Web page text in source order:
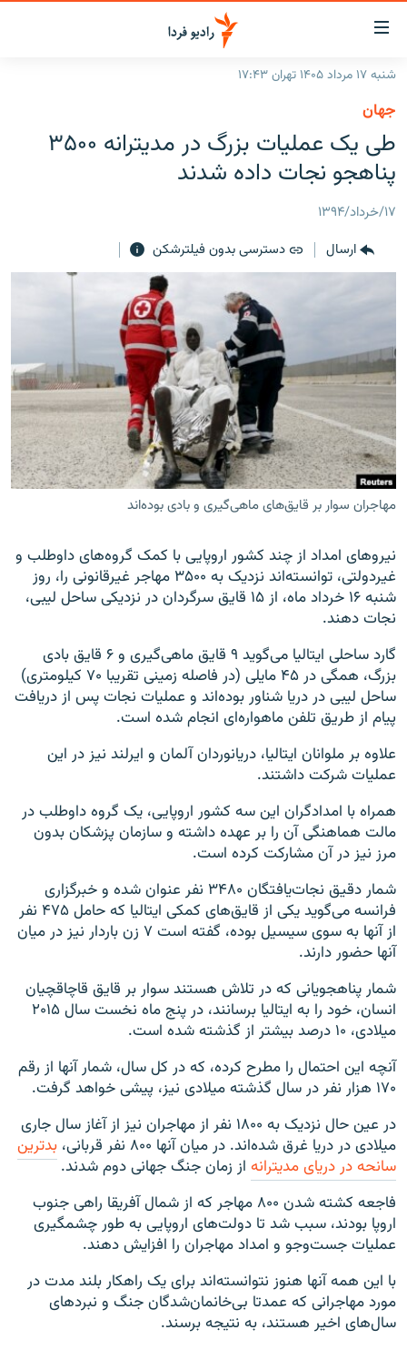
لینک‌های
قابلیت
دسترسی
بازگشت
منوی
اصلی
رفتن
صفحه
جستجو
ایران
جهان
رادیو
برنامه‌های رادیویی
پادکست
چندرسانه‌ای
English
به ما بپیوندید
زبان‌های دیگر
شنبه ۱۷ مرداد ۱۴۰۵ تهران ۱۷:۴۳
جهان
طی یک عملیات بزرگ در مدیترانه ۳۵۰۰
پناهجو نجات داده شدند
۱۷/خرداد/۱۳۹۴
ارسال
دسترسی بدون فیلترشکن
مهاجران سوار بر قایق‌های ماهی‌گیری و بادی بوده‌اند
​نیروهای امداد از چند کشور اروپایی با کمک گروه‌های داوطلب و
غیردولتی، توانسته‌اند نزدیک به ۳۵۰۰ مهاجر غیرقانونی را، روز
شنبه ۱۶ خرداد ماه، از ۱۵ قایق سرگردان در نزدیکی ساحل لیبی،
نجات دهند.
گارد ساحلی ایتالیا می‌گوید ۹ قایق ماهی‌گیری و ۶ قایق بادی
بزرگ، همگی در ۴۵ مایلی (در فاصله زمینی تقریبا ۷۰ کیلومتری)
ساحل لیبی در دریا شناور بوده‌اند و عملیات نجات پس از دریافت
پیام از طریق تلفن ماهواره‌ای انجام شده است.
علاوه بر ملوانان ایتالیا، دریانوردان آلمان و ایرلند نیز در این
عملیات شرکت داشتند.
همراه با امدادگران این سه کشور اروپایی، یک گروه داوطلب در
مالت هماهنگی آن را بر عهده داشته و سازمان پزشکان بدون
مرز نیز در آن مشارکت کرده‌ است.
شمار دقیق نجات‌یافتگان ۳۴۸۰ نفر عنوان شده و خبرگزاری
فرانسه می‌گوید یکی از قایق‌های کمکی ایتالیا که حامل ۴۷۵ نفر
از آنها به سوی سیسیل بوده، گفته است ۷ زن باردار نیز در میان
آنها حضور دارند.
شمار پناهجویانی که در تلاش هستند سوار بر قایق‌ قاچاقچیان
انسان، خود را به ایتالیا برسانند، در پنج ماه نخست سال ۲۰۱۵
میلادی، ۱۰ درصد بیشتر از گذشته شده است.
آنچه این احتمال را مطرح کرده، که در کل سال، شمار آنها از رقم
۱۷۰ هزار نفر در سال گذشته میلادی نیز، پیشی خواهد گرفت.
در عین حال نزدیک به ۱۸۰۰ نفر از مهاجران نیز از آغاز سال جاری
میلادی در دریا غرق شده‌اند. در میان آنها ۸۰۰ نفر قربانی،
بدترین
سانحه در دریای مدیترانه از زمان جنگ جهانی دوم شدند.
فاجعه کشته شدن ۸۰۰ مهاجر که از شمال آفریقا راهی جنوب
اروپا بودند، سبب شد تا دولت‌های اروپایی به طور چشمگیری
عملیات جست‌وجو و امداد مهاجران را افزایش دهند.
با این همه آنها هنوز نتوانسته‌اند برای یک راهکار بلند مدت در
مورد مهاجرانی که عمدتا بی‌خانمان‌شدگان جنگ و نبردهای
سال‌های اخیر هستند، به نتیجه برسند.